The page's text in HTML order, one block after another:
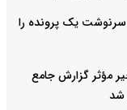
سرنوشت یک پرونده را
مؤثر گزارش جامع